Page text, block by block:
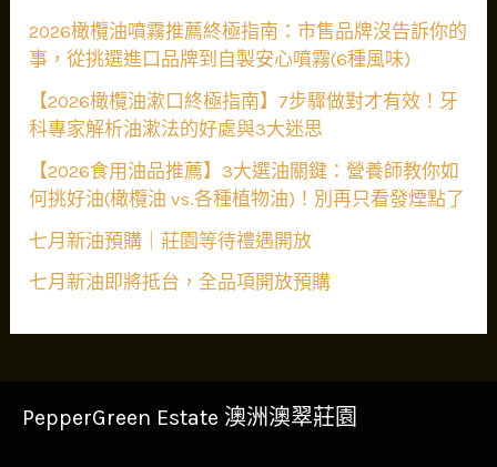
2026橄欖油噴霧推薦終極指南：市售品牌沒告訴你的
事，從挑選進口品牌到自製安心噴霧(6種風味)
【2026橄欖油漱口終極指南】7步驟做對才有效！牙
科專家解析油漱法的好處與3大迷思
【2026食用油品推薦】3大選油關鍵：營養師教你如
何挑好油(橄欖油 vs.各種植物油)！別再只看發煙點了
七月新油預購｜莊園等待禮遇開放
七月新油即將抵台，全品項開放預購
PepperGreen Estate 澳洲澳翠莊園